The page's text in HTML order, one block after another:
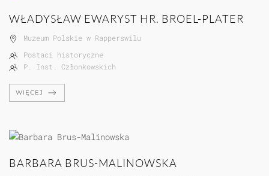
WŁADYSŁAW EWARYST HR. BROEL-PLATER
Muzeum Polskie w Rapperswilu
Postaci historyczne
P. Inst. Członkowskich
WIĘCEJ
BARBARA BRUS-MALINOWSKA